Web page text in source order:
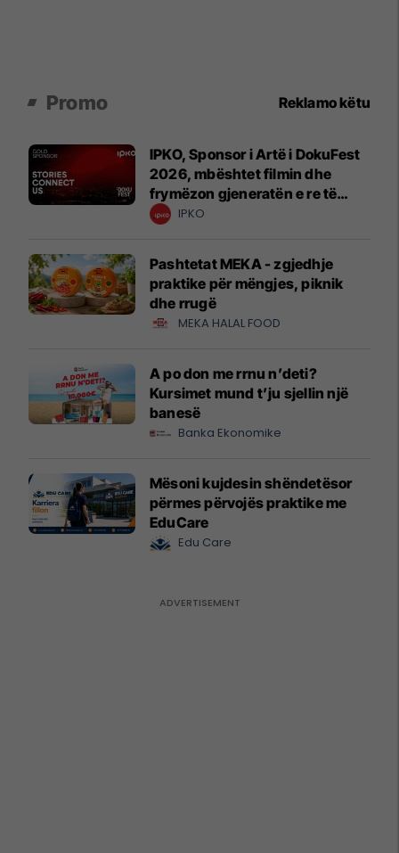
Promo Reklamo këtu
IPKO, Sponsor i Artë i DokuFest
2026, mbështet filmin dhe
frymëzon gjeneratën e re të
krijuesve
IPKO
Pashtetat MEKA - zgjedhje
praktike për mëngjes, piknik
dhe rrugë
MEKA HALAL FOOD
A po don me rrnu n’deti?
Kursimet mund t’ju sjellin një
banesë
Banka Ekonomike
Mësoni kujdesin shëndetësor
përmes përvojës praktike me
EduCare
Edu Care